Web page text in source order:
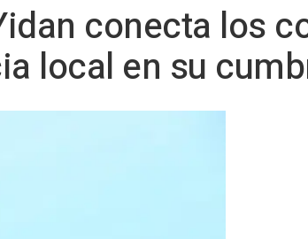
conecta los
local en su